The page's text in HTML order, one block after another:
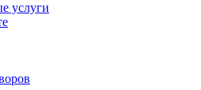
услуги